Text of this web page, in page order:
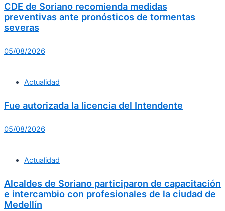
CDE de Soriano recomienda medidas
preventivas ante pronósticos de tormentas
severas
05/08/2026
Actualidad
Fue autorizada la licencia del Intendente
05/08/2026
Actualidad
Alcaldes de Soriano participaron de capacitación
e intercambio con profesionales de la ciudad de
Medellín